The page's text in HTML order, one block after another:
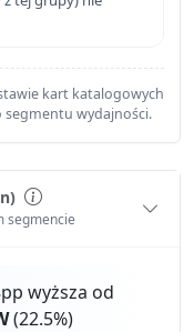
kart katalogowych
wydajności.
segmencie
wyższa od
(22.5%)